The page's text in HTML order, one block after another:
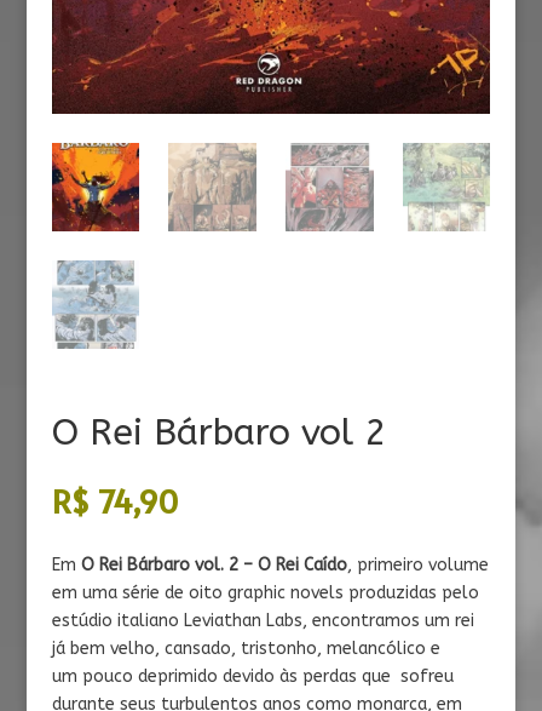
O Rei Bárbaro vol 2
R$ 74,90
Em O Rei Bárbaro vol. 2 – O Rei Caído, primeiro volume
em uma série de oito graphic novels produzidas pelo
estúdio italiano Leviathan Labs, encontramos um rei
já bem velho, cansado, tristonho, melancólico e
um pouco deprimido devido às perdas que sofreu
durante seus turbulentos anos como monarca, em